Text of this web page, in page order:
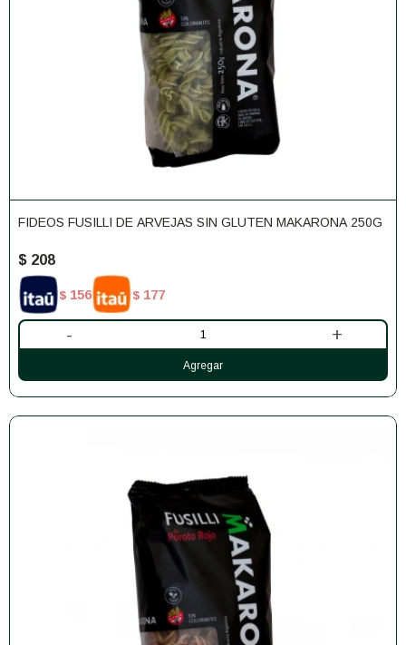
FIDEOS FUSILLI DE ARVEJAS SIN GLUTEN MAKARONA 250G
$ 208
$ 156 $ 177
- +